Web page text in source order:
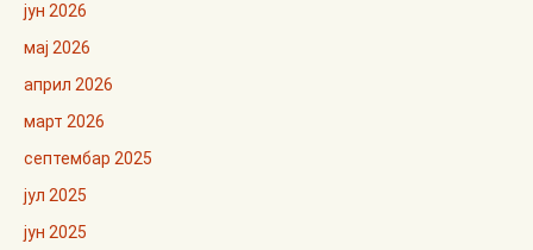
јун 2026
мај 2026
април 2026
март 2026
септембар 2025
јул 2025
јун 2025